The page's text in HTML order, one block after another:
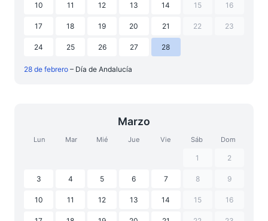
10 11 12 13 14 15 16
17 18 19 20 21 22 23
24 25 26 27 28
28 de febrero – Día de Andalucía
Marzo
Lun Mar Mié Jue Vie Sáb Dom
1 2
3 4 5 6 7 8 9
10 11 12 13 14 15 16